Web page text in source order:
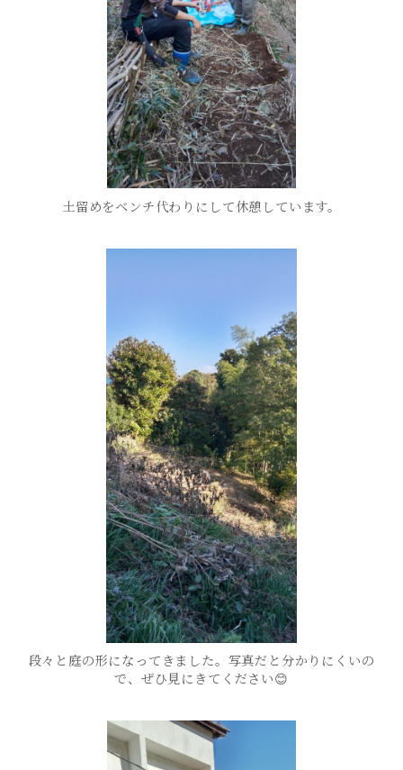
土留めをベンチ代わりにして休憩しています。
段々と庭の形になってきました。写真だと分かりにくいの
で、ぜひ見にきてください😊